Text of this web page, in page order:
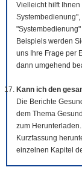
Vielleicht hilft
Beispiels werden
uns Ihre Frage per
dann umgehend
Kann ich den
Die Berichte
dem Thema
zum
Kurzfassung
einzelnen Kapitel